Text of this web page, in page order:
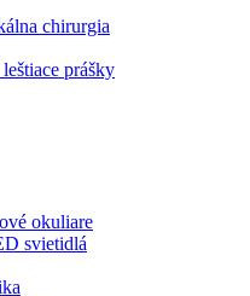
chirurgia
prášky
okuliare
svietidlá